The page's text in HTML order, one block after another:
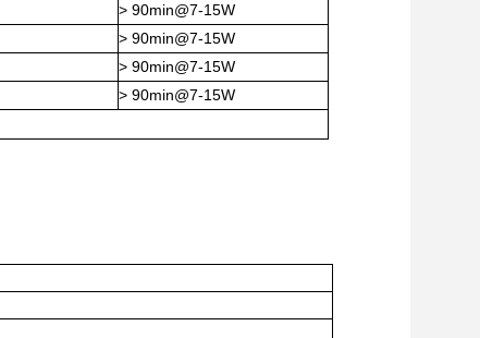
> 90min@7-15W
> 90min@7-15W
> 90min@7-15W
> 90min@7-15W